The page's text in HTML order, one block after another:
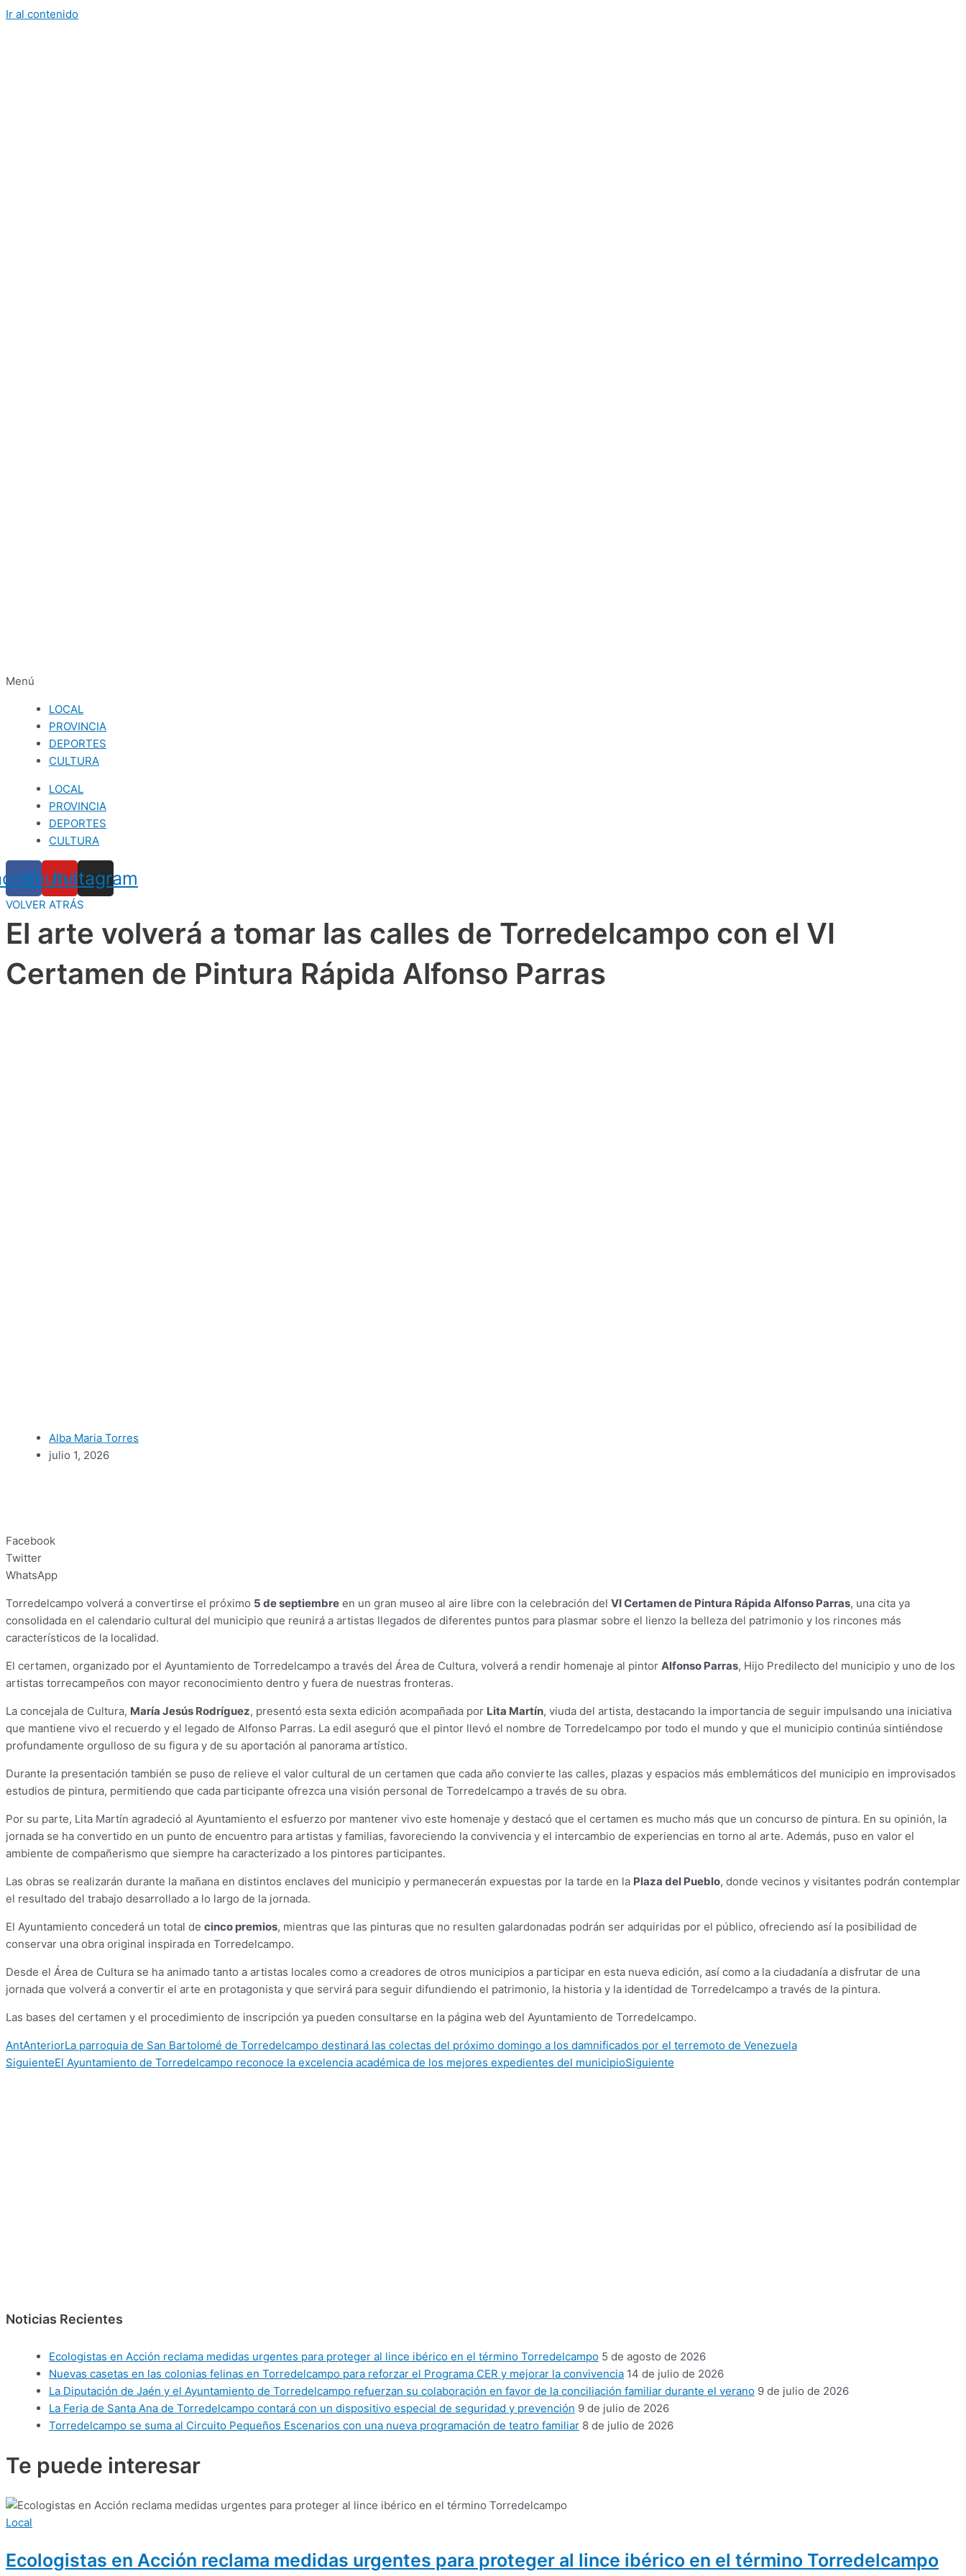
Ir al contenido
Menú
LOCAL
PROVINCIA
DEPORTES
CULTURA
LOCAL
PROVINCIA
DEPORTES
CULTURA
Youtube
Instagram
VOLVER ATRÁS
El arte volverá a tomar las calles de Torredelcampo con el VI
Certamen de Pintura Rápida Alfonso Parras
Alba Maria Torres
julio 1, 2026
Facebook
Twitter
WhatsApp
Torredelcampo volverá a convertirse el próximo 5 de septiembre en un gran museo al aire libre con la celebración del VI Certamen de Pintura Rápida Alfonso Parras, una cita ya
consolidada en el calendario cultural del municipio que reunirá a artistas llegados de diferentes puntos para plasmar sobre el lienzo la belleza del patrimonio y los rincones más
característicos de la localidad.
El certamen, organizado por el Ayuntamiento de Torredelcampo a través del Área de Cultura, volverá a rendir homenaje al pintor Alfonso Parras, Hijo Predilecto del municipio y uno de los
artistas torrecampeños con mayor reconocimiento dentro y fuera de nuestras fronteras.
La concejala de Cultura, María Jesús Rodríguez, presentó esta sexta edición acompañada por Lita Martín, viuda del artista, destacando la importancia de seguir impulsando una iniciativa
que mantiene vivo el recuerdo y el legado de Alfonso Parras. La edil aseguró que el pintor llevó el nombre de Torredelcampo por todo el mundo y que el municipio continúa sintiéndose
profundamente orgulloso de su figura y de su aportación al panorama artístico.
Durante la presentación también se puso de relieve el valor cultural de un certamen que cada año convierte las calles, plazas y espacios más emblemáticos del municipio en improvisados
estudios de pintura, permitiendo que cada participante ofrezca una visión personal de Torredelcampo a través de su obra.
Por su parte, Lita Martín agradeció al Ayuntamiento el esfuerzo por mantener vivo este homenaje y destacó que el certamen es mucho más que un concurso de pintura. En su opinión, la
jornada se ha convertido en un punto de encuentro para artistas y familias, favoreciendo la convivencia y el intercambio de experiencias en torno al arte. Además, puso en valor el
ambiente de compañerismo que siempre ha caracterizado a los pintores participantes.
Las obras se realizarán durante la mañana en distintos enclaves del municipio y permanecerán expuestas por la tarde en la Plaza del Pueblo, donde vecinos y visitantes podrán contemplar
el resultado del trabajo desarrollado a lo largo de la jornada.
El Ayuntamiento concederá un total de cinco premios, mientras que las pinturas que no resulten galardonadas podrán ser adquiridas por el público, ofreciendo así la posibilidad de
conservar una obra original inspirada en Torredelcampo.
Desde el Área de Cultura se ha animado tanto a artistas locales como a creadores de otros municipios a participar en esta nueva edición, así como a la ciudadanía a disfrutar de una
jornada que volverá a convertir el arte en protagonista y que servirá para seguir difundiendo el patrimonio, la historia y la identidad de Torredelcampo a través de la pintura.
Las bases del certamen y el procedimiento de inscripción ya pueden consultarse en la página web del Ayuntamiento de Torredelcampo.
AntAnteriorLa parroquia de San Bartolomé de Torredelcampo destinará las colectas del próximo domingo a los damnificados por el terremoto de Venezuela
SiguienteEl Ayuntamiento de Torredelcampo reconoce la excelencia académica de los mejores expedientes del municipioSiguiente
Noticias Recientes
Ecologistas en Acción reclama medidas urgentes para proteger al lince ibérico en el término Torredelcampo 5 de agosto de 2026
Nuevas casetas en las colonias felinas en Torredelcampo para reforzar el Programa CER y mejorar la convivencia 14 de julio de 2026
La Diputación de Jaén y el Ayuntamiento de Torredelcampo refuerzan su colaboración en favor de la conciliación familiar durante el verano 9 de julio de 2026
La Feria de Santa Ana de Torredelcampo contará con un dispositivo especial de seguridad y prevención 9 de julio de 2026
Torredelcampo se suma al Circuito Pequeños Escenarios con una nueva programación de teatro familiar 8 de julio de 2026
Te puede interesar
Local
Ecologistas en Acción reclama medidas urgentes para proteger al lince ibérico en el término Torredelcampo